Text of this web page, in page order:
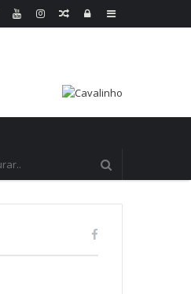
Sidebar
Log
Random